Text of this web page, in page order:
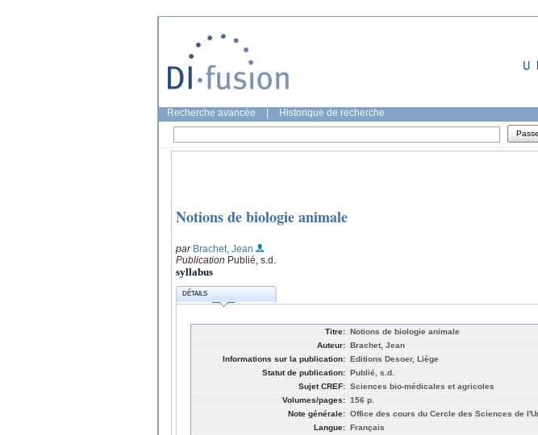
Recherche avancée Historique de recherche
Notions de biologie animale
par Brachet, Jean
Publication Publié, s.d.
syllabus
DÉTAILS
Titre: Notions de biologie animale
Auteur: Brachet, Jean
Informations sur la publication: Editions Desoer, Liège
Statut de publication: Publié, s.d.
Sujet CREF: Sciences bio-médicales et agricoles
Volumes/pages: 156 p.
Note générale: Office des cours du Cercle des Sciences de
Langue: Français